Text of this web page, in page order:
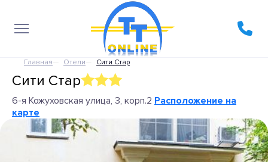
Главная Отели Сити Стар
Сити Стар
6-я Кожуховская улица, 3, корп.2 Расположение на
карте